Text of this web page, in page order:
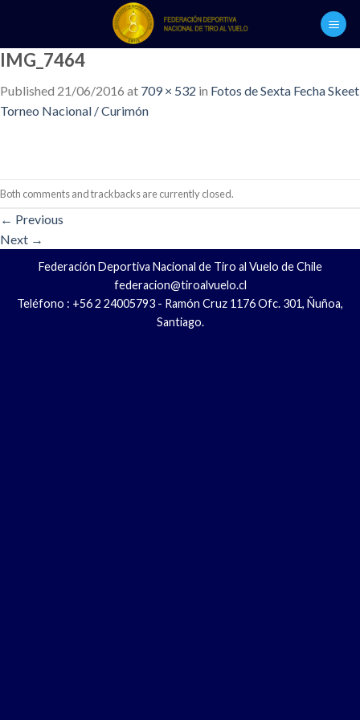
content
IMG_7464
Published 21/06/2016 at 709 × 532 in Fotos de Sexta Fecha Skeet
Torneo Nacional / Curimón
Both comments and trackbacks are currently closed.
← Previous
Next →
Federación Deportiva Nacional de Tiro al Vuelo de Chile
federacion@tiroalvuelo.cl
Teléfono : +56 2 24005793 - Ramón Cruz 1176 Ofc. 301, Ñuñoa,
Santiago.